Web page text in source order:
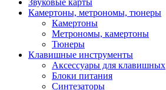
Звуковые карты
Камертоны, метрономы, тюнеры
Камертоны
Метрономы, камертоны
Тюнеры
Клавишные инструменты
Аксессуары для клавишных
Блоки питания
Синтезаторы